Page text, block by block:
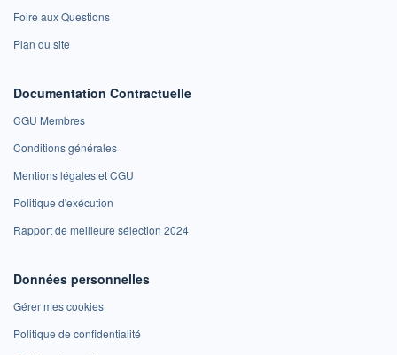
Foire aux Questions
Plan du site
Documentation Contractuelle
CGU Membres
Conditions générales
Mentions légales et CGU
Politique d'exécution
Rapport de meilleure sélection 2024
Données personnelles
Gérer mes cookies
Politique de confidentialité